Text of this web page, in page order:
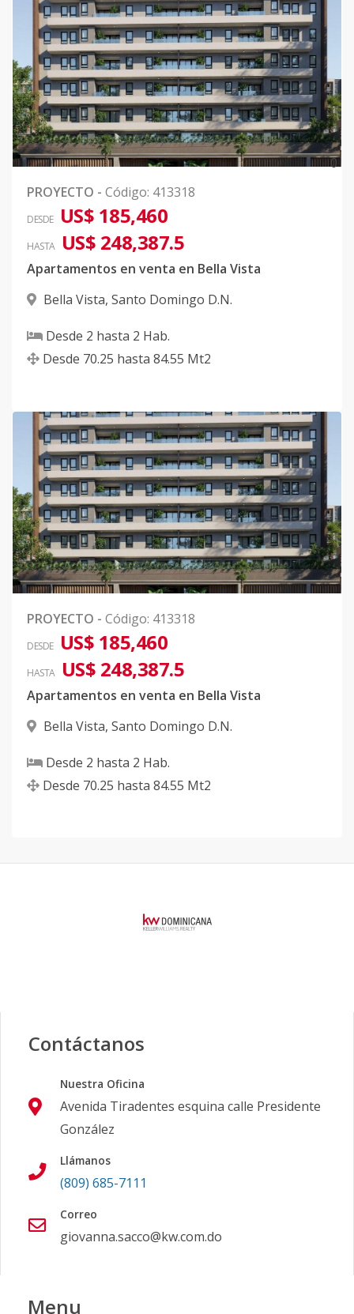
0
PROYECTO - Código: 413318
DESDE US$ 185,460
HASTA US$ 248,387.5
Apartamentos en venta en Bella Vista
Bella Vista, Santo Domingo D.N.
Desde 2 hasta 2 Hab.
Desde 70.25 hasta 84.55 Mt2
PROYECTO - Código: 413318
DESDE US$ 185,460
HASTA US$ 248,387.5
Apartamentos en venta en Bella Vista
Bella Vista, Santo Domingo D.N.
Desde 2 hasta 2 Hab.
Desde 70.25 hasta 84.55 Mt2
Contáctanos
Nuestra Oficina
Avenida Tiradentes esquina calle Presidente
González
Llámanos
(809) 685-7111
Correo
giovanna.sacco@kw.com.do
Menu